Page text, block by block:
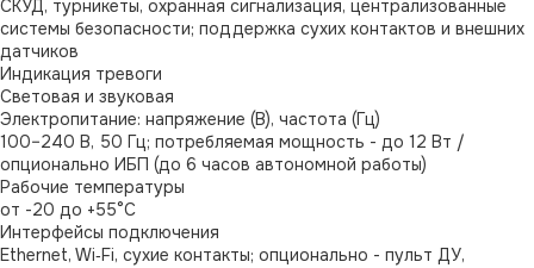
СКУД, турникеты, охранная сигнализация, централизованные
системы безопасности; поддержка сухих контактов и внешних
датчиков
Индикация тревоги
Световая и звуковая
Электропитание: напряжение (В), частота (Гц)
100–240 В, 50 Гц; потребляемая мощность - до 12 Вт /
опционально ИБП (до 6 часов автономной работы)
Рабочие температуры
от -20 до +55°C
Интерфейсы подключения
Ethernet, Wi‑Fi, сухие контакты; опционально - пульт ДУ,